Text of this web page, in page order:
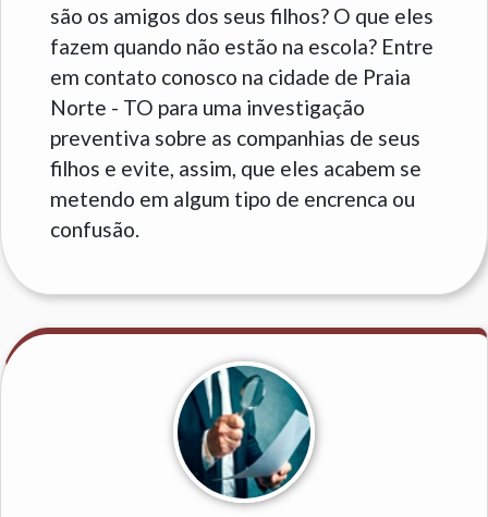
são os amigos dos seus filhos? O que eles
fazem quando não estão na escola? Entre
em contato conosco na cidade de Praia
Norte - TO para uma investigação
preventiva sobre as companhias de seus
filhos e evite, assim, que eles acabem se
metendo em algum tipo de encrenca ou
confusão.